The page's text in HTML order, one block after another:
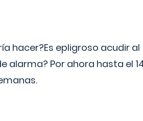
hacer?Es epligroso acudir al
alarma? Por ahora hasta el